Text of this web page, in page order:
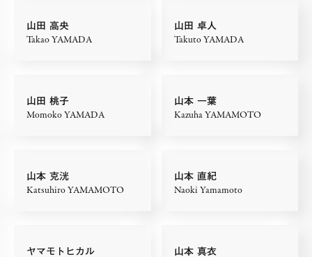
山田 高央
Takao YAMADA
山田 卓人
Takuto YAMADA
山田 桃子
Momoko YAMADA
山本 一葉
Kazuha YAMAMOTO
山本 克洸
Katsuhiro YAMAMOTO
山本 直紀
Naoki Yamamoto
ヤマモトヒカル 山本 真衣